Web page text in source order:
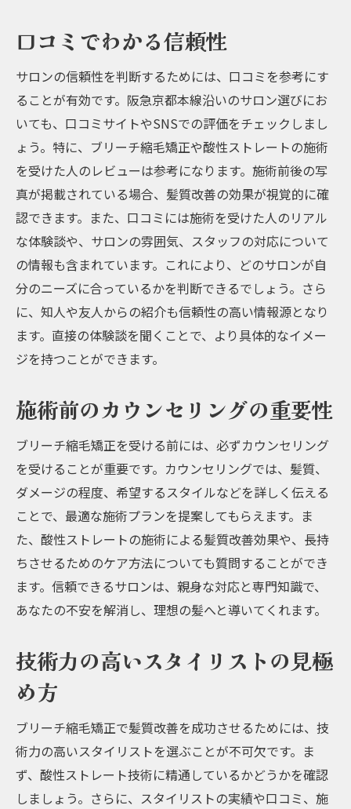
スタイリストからのアドバイス
季節ごとの髪質ケアポイント
髪質改善のためのブリーチ縮毛矯正阪急京都本
線のサロンガイド
ブリーチ縮毛矯正のメリット
施術後の注意点
施術前の準備と心構え
おすすめのサロン一覧
サロン選びのコツ
お得なキャンペーン情報
酸性ストレートで叶える美髪阪急京都本線沿い
のサロン特集
美髪に必要な酸性ストレートとは
酸性ストレート施術のビフォーアフター
おすすめのサロン特集
サロン選びのポイント
施術後のアフターケア指南
阪急京都本線で探すブリーチ縮毛矯正と髪質改
善の秘訣
ブリーチ縮毛矯正の基本知識
髪質改善のためのステップ
施術の特徴と効果
おすすめのサロンとその理由
の効果を最大化
効果を最大化するための工夫
信頼できるサロンの選び方
口コミでわかる信頼性
サロンの信頼性を判断するためには、口コミを参考にす
ることが有効です。阪急京都本線沿いのサロン選びにお
いても、口コミサイトやSNSでの評価をチェックしまし
ょう。特に、ブリーチ縮毛矯正や酸性ストレートの施術
を受けた人のレビューは参考になります。施術前後の写
真が掲載されている場合、髪質改善の効果が視覚的に確
認できます。また、口コミには施術を受けた人のリアル
な体験談や、サロンの雰囲気、スタッフの対応について
の情報も含まれています。これにより、どのサロンが自
分のニーズに合っているかを判断できるでしょう。さら
に、知人や友人からの紹介も信頼性の高い情報源となり
ます。直接の体験談を聞くことで、より具体的なイメー
ジを持つことができます。
施術前のカウンセリングの重要性
ブリーチ縮毛矯正を受ける前には、必ずカウンセリング
を受けることが重要です。カウンセリングでは、髪質、
ダメージの程度、希望するスタイルなどを詳しく伝える
ことで、最適な施術プランを提案してもらえます。ま
た、酸性ストレートの施術による髪質改善効果や、長持
ちさせるためのケア方法についても質問することができ
ます。信頼できるサロンは、親身な対応と専門知識で、
あなたの不安を解消し、理想の髪へと導いてくれます。
技術力の高いスタイリストの見極
め方
ブリーチ縮毛矯正で髪質改善を成功させるためには、技
術力の高いスタイリストを選ぶことが不可欠です。ま
ず、酸性ストレート技術に精通しているかどうかを確認
しましょう。さらに、スタイリストの実績や口コミ、施